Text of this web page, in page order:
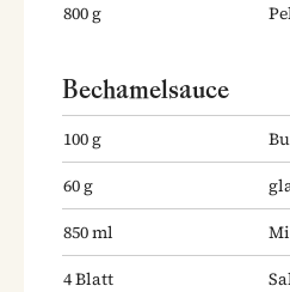
800g
Bechamelsauce
100g
60g
850ml
4Blatt